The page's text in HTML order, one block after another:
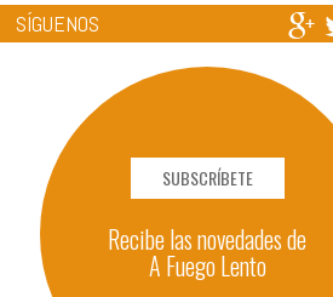
SÍGUENOS
SUBSCRÍBETE
Recibe las novedades de
A Fuego Lento